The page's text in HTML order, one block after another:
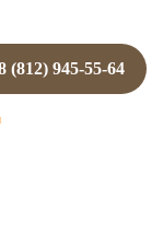
(812) 945-55-64